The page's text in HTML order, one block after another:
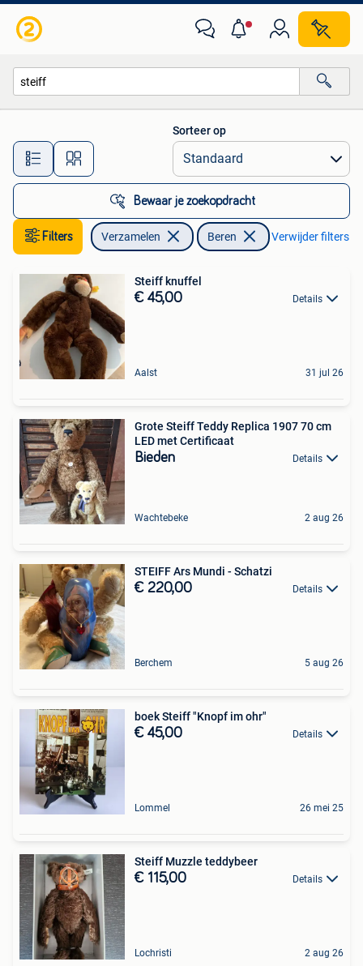
Alle afstanden…
Sorteer op
Bewaar je zoekopdracht
Filters Verzamelen Beren Verwijder filters
Steiff knuffel
€ 45,00 Details
Aalst 31 jul 26
Grote Steiff Teddy Replica 1907 70 cm
LED met Certificaat
Bieden Details
Wachtebeke 2 aug 26
STEIFF Ars Mundi - Schatzi
€ 220,00 Details
Berchem 5 aug 26
boek Steiff "Knopf im ohr"
€ 45,00 Details
Lommel 26 mei 25
Steiff Muzzle teddybeer
€ 115,00 Details
Lochristi 2 aug 26